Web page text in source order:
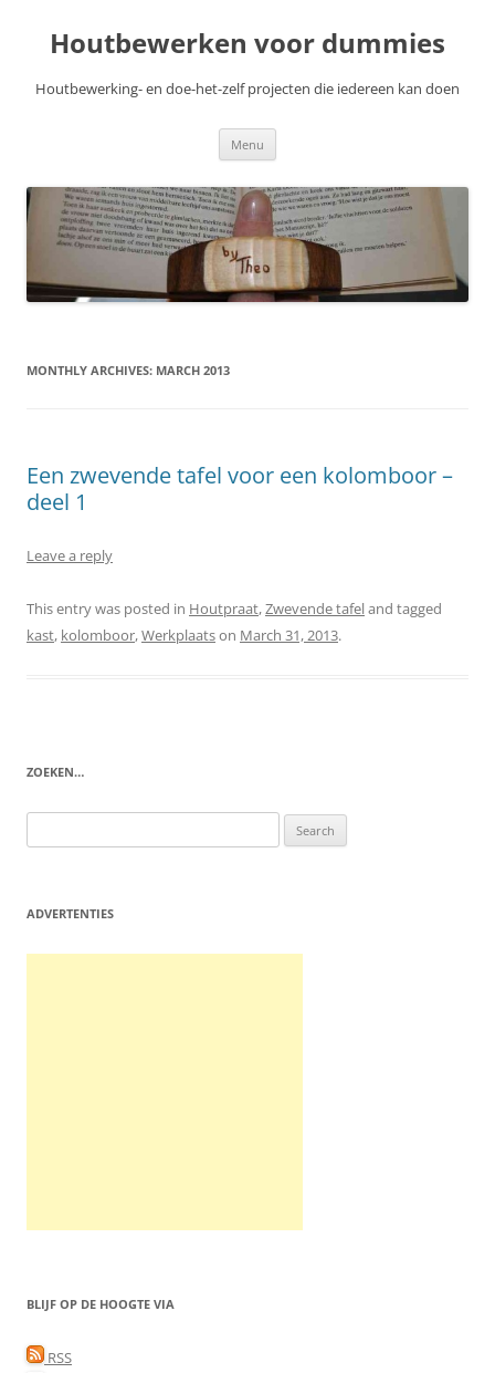
content
Houtbewerken voor dummies
Houtbewerking- en doe-het-zelf projecten die iedereen kan doen
Menu
MONTHLY ARCHIVES: MARCH 2013
Een zwevende tafel voor een kolomboor –
deel 1
Leave a reply
This entry was posted in Houtpraat,Zwevende tafeland tagged
kast, kolomboor,Werkplaatson March 31, 2013.
ZOEKEN…
for:
ADVERTENTIES
BLIJF OP DE HOOGTE VIA
RSS